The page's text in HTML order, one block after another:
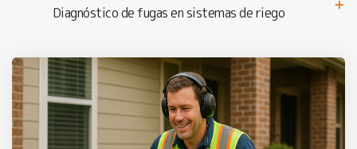
Diagnóstico de fugas en sistemas de riego